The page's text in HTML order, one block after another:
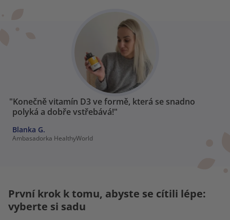
"Konečně vitamín D3 ve formě, která se snadno
polyká a dobře vstřebává!"
Blanka G.
Ambasadorka HealthyWorld
První krok k tomu, abyste se cítili lépe:
vyberte si sadu